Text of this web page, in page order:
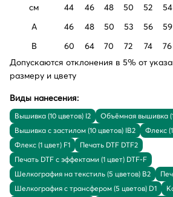
см
44
46
48
50
52
54
A
46 48 50 53 56 59
B
60 64 70 72 74 76
Допускаются отклонения в 5% от
размеру и цвету
Виды нанесения:
Вышивка (10 цветов) I2
Объёмная вышивка
Вышивка с застилом (10 цветов) IB2
Флекс
Флекс (1 цвет) F1
Печать DTF DTF2
Печать DTF с эффектами (1 цвет) DTF-F
Шелкография на текстиль (5 цветов) B2
Шелкография с трансфером (5 цветов) D1